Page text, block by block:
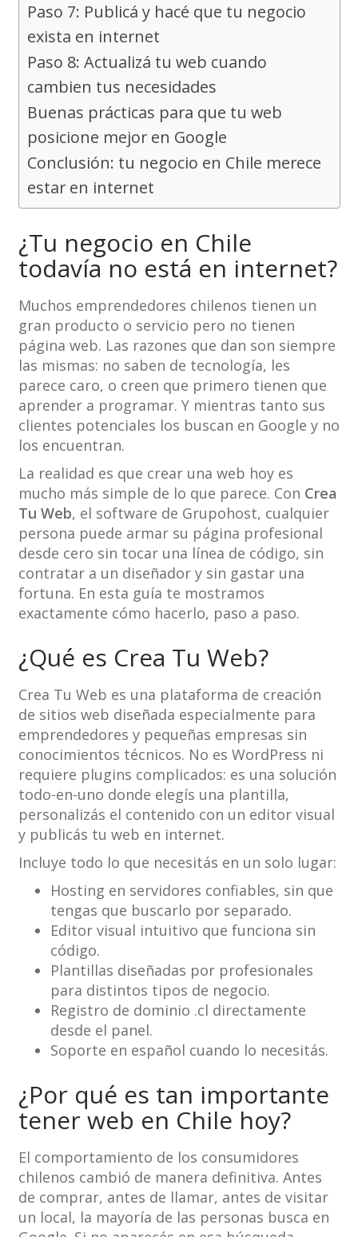
Paso 7: Publicá y hacé que tu negocio
exista en internet
Paso 8: Actualizá tu web cuando
cambien tus necesidades
Buenas prácticas para que tu web
posicione mejor en Google
Conclusión: tu negocio en Chile merece
estar en internet
¿Tu negocio en Chile
todavía no está en internet?
Muchos emprendedores chilenos tienen un
gran producto o servicio pero no tienen
página web. Las razones que dan son siempre
las mismas: no saben de tecnología, les
parece caro, o creen que primero tienen que
aprender a programar. Y mientras tanto sus
clientes potenciales los buscan en Google y no
los encuentran.
La realidad es que crear una web hoy es
mucho más simple de lo que parece. Con Crea
Tu Web, el software de Grupohost, cualquier
persona puede armar su página profesional
desde cero sin tocar una línea de código, sin
contratar a un diseñador y sin gastar una
fortuna. En esta guía te mostramos
exactamente cómo hacerlo, paso a paso.
¿Qué es Crea Tu Web?
Crea Tu Web es una plataforma de creación
de sitios web diseñada especialmente para
emprendedores y pequeñas empresas sin
conocimientos técnicos. No es WordPress ni
requiere plugins complicados: es una solución
todo-en-uno donde elegís una plantilla,
personalizás el contenido con un editor visual
y publicás tu web en internet.
Incluye todo lo que necesitás en un solo lugar:
Hosting en servidores confiables, sin que
tengas que buscarlo por separado.
Editor visual intuitivo que funciona sin
código.
Plantillas diseñadas por profesionales
para distintos tipos de negocio.
Registro de dominio .cl directamente
desde el panel.
Soporte en español cuando lo necesitás.
¿Por qué es tan importante
tener web en Chile hoy?
El comportamiento de los consumidores
chilenos cambió de manera definitiva. Antes
de comprar, antes de llamar, antes de visitar
un local, la mayoría de las personas busca en